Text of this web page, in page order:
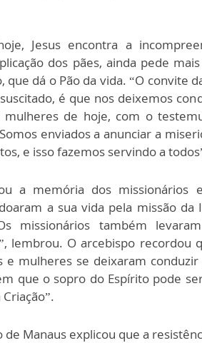
Jesus encontra a
dos pães, ainda pede
dá o Pão da vida. “O convite
é que nos deixemos
de hoje, com o
enviados a anunciar a
e isso fazemos servindo a
a memória dos missionários
a sua vida pela missão da
missionários também
lembrou. O arcebispo recordou
mulheres se deixaram conduzir
que o sopro do Espírito pode
Manaus explicou que a